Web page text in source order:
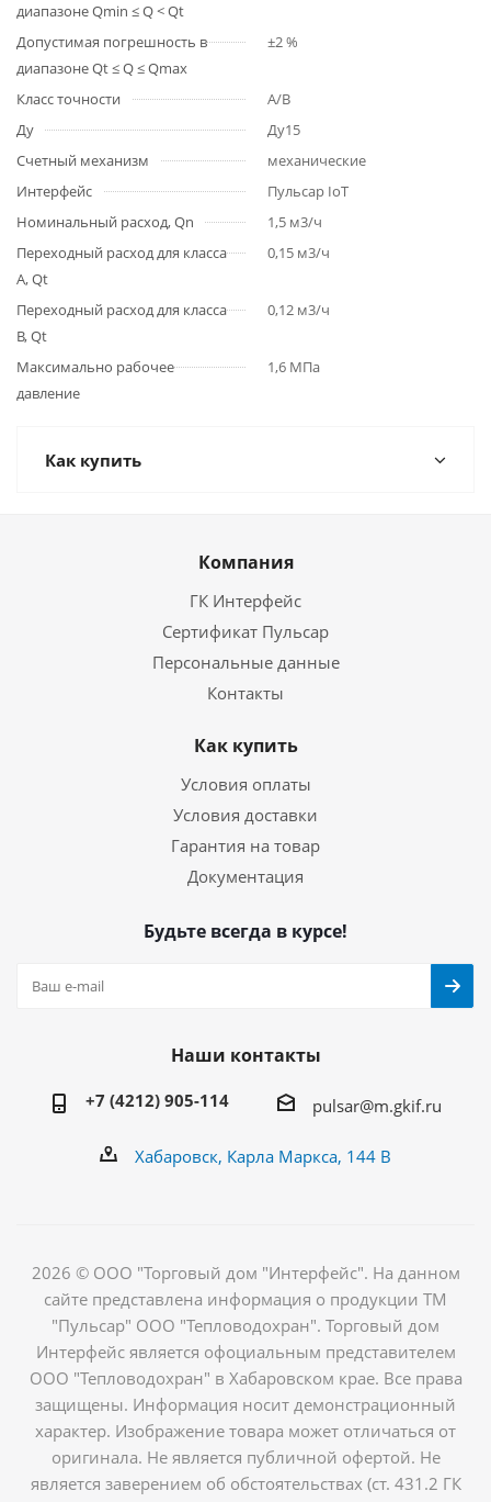
диапазоне Qmin ≤ Q < Qt
Допустимая погрешность в
диапазоне Qt ≤ Q ≤ Qmax
±2 %
Класс точности
A/B
Ду
Ду15
Счетный механизм
механические
Интерфейс
Пульсар IoT
Номинальный расход, Qn
1,5 м3/ч
Переходный расход для класса
A, Qt
0,15 м3/ч
Переходный расход для класса
B, Qt
0,12 м3/ч
Максимально рабочее
давление
1,6 МПа
Как купить
Компания
ГК Интерфейс
Сертификат Пульсар
Персональные данные
Контакты
Как купить
Условия оплаты
Условия доставки
Гарантия на товар
Документация
Будьте всегда в курсе!
Наши контакты
+7 (4212) 905-114 pulsar@m.gkif.ru
Хабаровск, Карла Маркса, 144 В
2026 © ООО "Торговый дом "Интерфейс". На данном
сайте представлена информация о продукции ТМ
"Пульсар" ООО "Тепловодохран". Торговый дом
Интерфейс является офоциальным представителем
ООО "Тепловодохран" в Хабаровском крае. Все права
защищены. Информация носит демонстрационный
характер. Изображение товара может отличаться от
оригинала. Не является публичной офертой. Не
является заверением об обстоятельствах (ст. 431.2 ГК